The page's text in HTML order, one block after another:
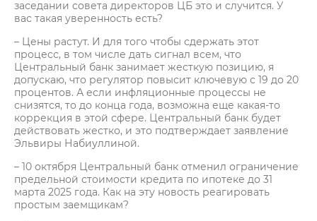
заседании совета директоров ЦБ это и случится. У
вас такая уверенность есть?
– Цены растут. И для того чтобы сдержать этот
процесс, в том числе дать сигнал всем, что
Центральный банк занимает жесткую позицию, я
допускаю, что регулятор повысит ключевую с 19 до 20
процентов. А если инфляционные процессы не
снизятся, то до конца года, возможна еще какая-то
коррекция в этой сфере. Центральный банк будет
действовать жестко, и это подтверждает заявление
Эльвиры Набиуллиной.
– 10 октября Центральный банк отменил ограничение
предельной стоимости кредита по ипотеке до 31
марта 2025 года. Как на эту новость реагировать
простым заемщикам?